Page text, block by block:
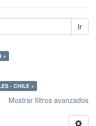
Ir
×
- CHILE ×
Mostrar filtros avanzados